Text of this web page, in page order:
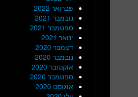
פברואר 2022
נובמבר 2021
ספטמבר 2021
ינואר 2021
דצמבר 2020
נובמבר 2020
אוקטובר 2020
ספטמבר 2020
אוגוסט 2020